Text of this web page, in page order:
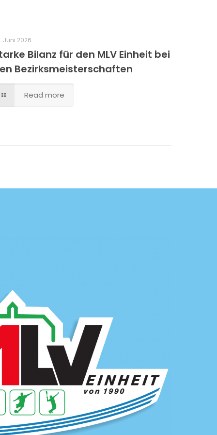
Juni 2026
Bilanz für den MLV Einheit bei
Bezirksmeisterschaften
Read more